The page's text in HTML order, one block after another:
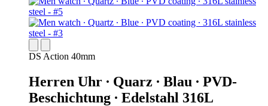
DS Action 40mm
Herren Uhr ∙ Quarz ∙ Blau ∙ PVD-
Beschichtung ∙ Edelstahl 316L